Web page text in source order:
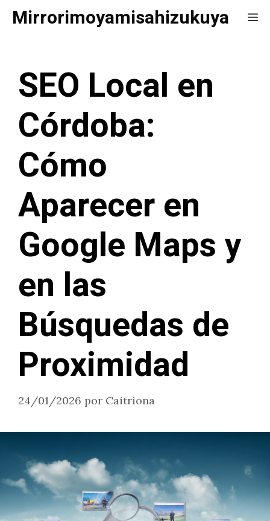
Saltar
Mirrorimoyamisahizukuya
SEO Local en
Córdoba:
Cómo
Aparecer en
Google Maps y
en las
Búsquedas de
Proximidad
24/01/2026 por Caitriona